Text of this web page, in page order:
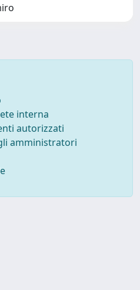
interna
autorizzati
amministratori